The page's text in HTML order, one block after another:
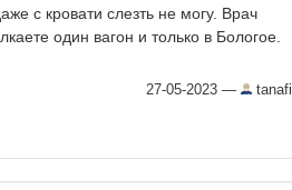
с кровати слезть не могу. Врач
один вагон и только в Бологое.
27-05-2023 — tanafi